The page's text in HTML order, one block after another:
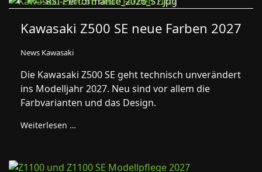
Kawasaki Z500 SE neue Farben 2027
News Kawasaki
Die Kawasaki Z500 SE geht technisch unverändert
ins Modelljahr 2027. Neu sind vor allem die
Farbvarianten und das Design.
Weiterlesen …